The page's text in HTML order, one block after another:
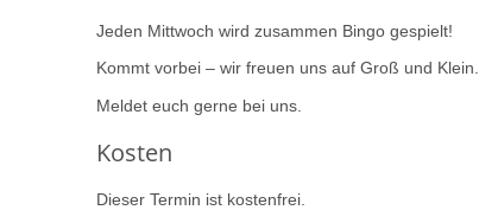
Jeden Mittwoch wird zusammen Bingo gespielt!
Kommt vorbei – wir freuen uns auf Groß und Klein.
Meldet euch gerne bei uns.
Kosten
Dieser Termin ist kostenfrei.